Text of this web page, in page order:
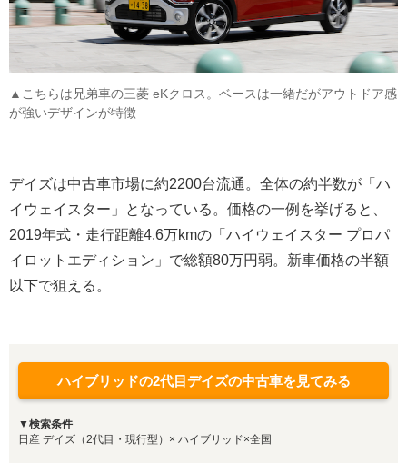
▲こちらは兄弟車の三菱 eKクロス。ベースは一緒だがアウトドア感
が強いデザインが特徴
デイズは中古車市場に約2200台流通。全体の約半数が「ハ
イウェイスター」となっている。価格の一例を挙げると、
2019年式・走行距離4.6万kmの「ハイウェイスター プロパ
イロットエディション」で総額80万円弱。新車価格の半額
以下で狙える。
ハイブリッドの2代目デイズの中古車を見てみる
▼検索条件
日産 デイズ（2代目・現行型）× ハイブリッド×全国